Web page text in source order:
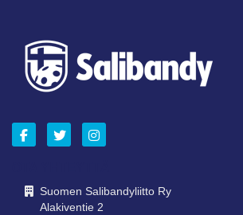
Suomen Salibandyliitto Ry
Alakiventie 2